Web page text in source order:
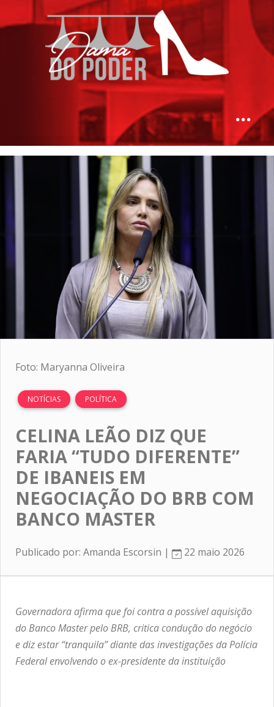
Foto: Maryanna Oliveira
NOTÍCIAS POLÍTICA
CELINA LEÃO DIZ QUE
FARIA “TUDO DIFERENTE”
DE IBANEIS EM
NEGOCIAÇÃO DO BRB COM
BANCO MASTER
Publicado por: Amanda Escorsin | 22 maio 2026
Governadora afirma que foi contra a possível aquisição
do Banco Master pelo BRB, critica condução do negócio
e diz estar “tranquila” diante das investigações da Polícia
Federal envolvendo o ex-presidente da instituição